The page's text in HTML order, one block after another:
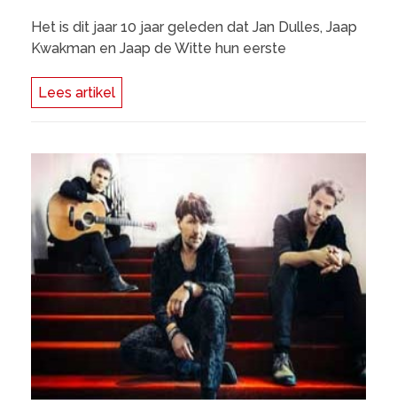
Het is dit jaar 10 jaar geleden dat Jan Dulles, Jaap
Kwakman en Jaap de Witte hun eerste
Lees artikel